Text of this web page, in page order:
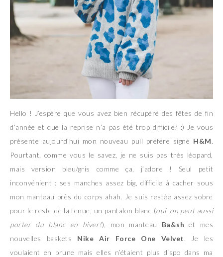
Hello ! J’espère que vous avez bien récupéré des fêtes de fin
d’année et que la reprise n’a pas été trop difficile? :) Je vous
présente aujourd’hui mon nouveau pull préféré signé H&M.
Pourtant, comme vous le savez, je ne suis pas très léopard,
mais version bleu/gris comme ça, j’adore ! Seul petit
inconvénient : ses manches assez big, difficile à cacher sous
mon manteau près du corps ahah. Je suis restée assez sobre
pour le reste de la tenue, un pantalon blanc (oui, on peut aussi
porter du blanc en hiver!), mon manteau Ba&sh et mes
nouvelles baskets Nike Air Force One Velvet. Je les
voulaient en prune mais elles n’étaient plus dispo dans ma